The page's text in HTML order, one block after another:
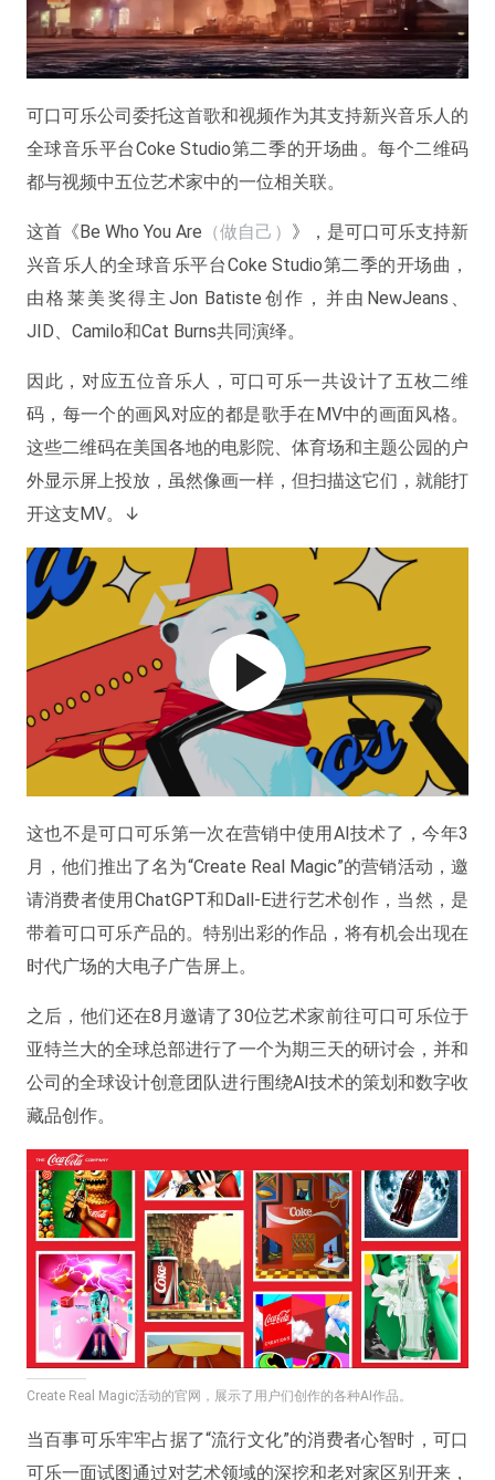
可口可乐公司委托这首歌和视频作为其支持新兴音乐人的
全球音乐平台Coke Studio第二季的开场曲。每个二维码
都与视频中五位艺术家中的一位相关联。
这首《Be Who You Are （做自己） 》，是可口可乐支持新
兴音乐人的全球音乐平台Coke Studio第二季的开场曲，
由格莱美奖得主Jon Batiste创作，并由NewJeans、
JID、Camilo和Cat Burns共同演绎。
因此，对应五位音乐人，可口可乐一共设计了五枚二维
码，每一个的画风对应的都是歌手在MV中的画面风格。
这些二维码在美国各地的电影院、体育场和主题公园的户
外显示屏上投放，虽然像画一样，但扫描这它们，就能打
开这支MV。↓
这也不是可口可乐第一次在营销中使用AI技术了，今年3
月，他们推出了名为“Create Real Magic”的营销活动，邀
请消费者使用ChatGPT和Dall-E进行艺术创作，当然，是
带着可口可乐产品的。特别出彩的作品，将有机会出现在
时代广场的大电子广告屏上。
之后，他们还在8月邀请了30位艺术家前往可口可乐位于
亚特兰大的全球总部进行了一个为期三天的研讨会，并和
公司的全球设计创意团队进行围绕AI技术的策划和数字收
藏品创作。
Create Real Magic活动的官网，展示了用户们创作的各种AI作品。
当百事可乐牢牢占据了“流行文化”的消费者心智时，可口
可乐一面试图通过对艺术领域的深挖和老对家区别开来，